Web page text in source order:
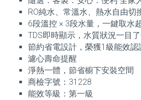
RO純水、常溫水、熱水自由切
6段溫控 × 3段水量，一鍵取水
TDS即時顯示，水質狀況一目
節約省電設計，榮獲1級能效認
濾心壽命提醒
淨熱一體，節省櫥下安裝空間
商檢字號：31228
能效等級：第一級